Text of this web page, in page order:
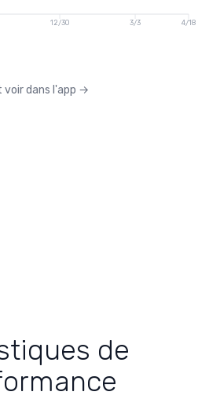
12/30 3/3 4/18
voir dans l'app →
de